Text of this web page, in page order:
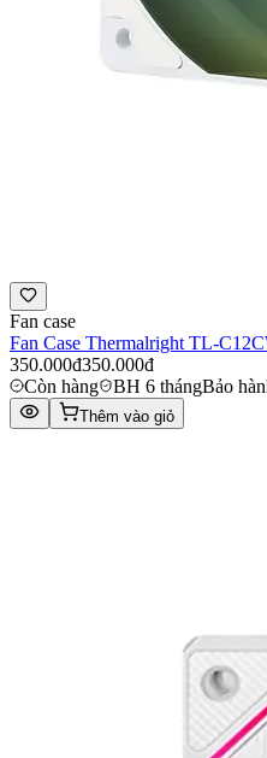
Fan case
Fan Case Thermalright TL-
350.000đ350.000đ
Còn hàng
BH 6 thángBảo
Thêm vào giỏ